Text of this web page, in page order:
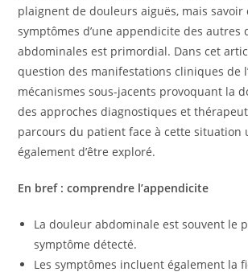
plaignent de douleurs aiguës, mais
symptômes d’une appendicite des autres
abdominales est primordial. Dans cet
question des manifestations cliniques de
mécanismes sous-jacents provoquant la
des approches diagnostiques et
parcours du patient face à cette situation
également d’être exploré.
En bref : comprendre l’appendicite
La douleur abdominale est souvent le
symptôme détecté.
Les symptômes incluent également la